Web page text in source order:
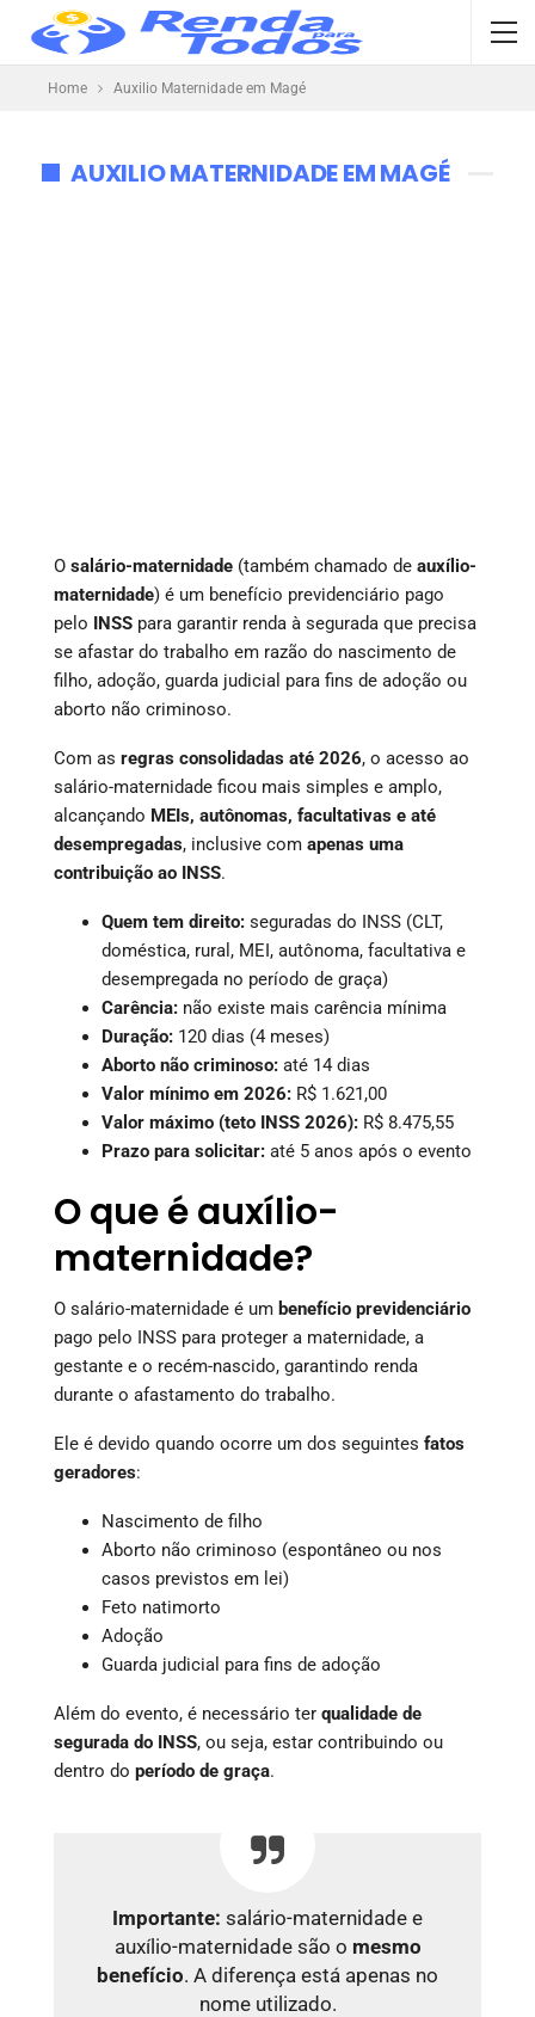
Home Auxilio Maternidade em Magé
AUXILIO MATERNIDADE EM MAGÉ
O salário-maternidade (também chamado de auxílio-
maternidade) é um benefício previdenciário pago
pelo INSS para garantir renda à segurada que precisa
se afastar do trabalho em razão do nascimento de
filho, adoção, guarda judicial para fins de adoção ou
aborto não criminoso.
Com as regras consolidadas até 2026, o acesso ao
salário-maternidade ficou mais simples e amplo,
alcançando MEIs, autônomas, facultativas e até
desempregadas, inclusive com apenas uma
contribuição ao INSS.
Quem tem direito: seguradas do INSS (CLT,
doméstica, rural, MEI, autônoma, facultativa e
desempregada no período de graça)
Carência: não existe mais carência mínima
Duração: 120 dias (4 meses)
Aborto não criminoso: até 14 dias
Valor mínimo em 2026: R$ 1.621,00
Valor máximo (teto INSS 2026): R$ 8.475,55
Prazo para solicitar: até 5 anos após o evento
O que é auxílio-
maternidade?
O salário-maternidade é um benefício previdenciário
pago pelo INSS para proteger a maternidade, a
gestante e o recém-nascido, garantindo renda
durante o afastamento do trabalho.
Ele é devido quando ocorre um dos seguintes fatos
geradores:
Nascimento de filho
Aborto não criminoso (espontâneo ou nos
casos previstos em lei)
Feto natimorto
Adoção
Guarda judicial para fins de adoção
Além do evento, é necessário ter qualidade de
segurada do INSS, ou seja, estar contribuindo ou
dentro do período de graça.
Importante: salário-maternidade e
auxílio-maternidade são o mesmo
benefício. A diferença está apenas no
nome utilizado.